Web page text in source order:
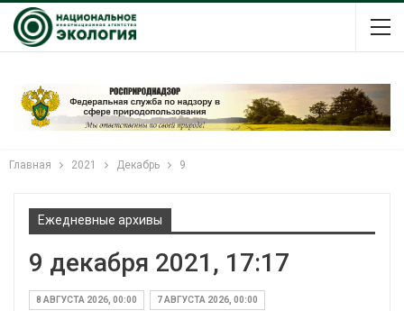
Главная 2021 Декабрь 9
Ежедневные архивы
9 декабря 2021, 17:17
8 АВГУСТА 2026, 00:00 7 АВГУСТА 2026, 00:00